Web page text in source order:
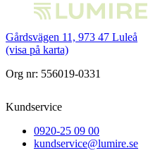
Gårdsvägen 11, 973 47 Luleå
(visa på karta)
Org nr: 556019-0331
Kundservice
0920-25 09 00
kundservice@lumire.se